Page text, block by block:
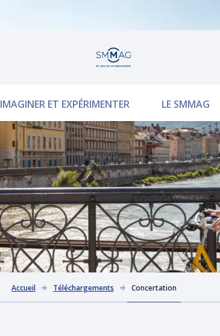
IMAGINER ET EXPÉRIMENTER LE SMMAG
Accueil Téléchargements Concertation